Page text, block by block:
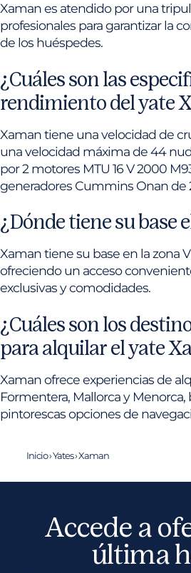
Xaman es atendido por una
profesionales para garantizar la
de los huéspedes.
¿Cuáles son las
rendimiento del yate
Xaman tiene una velocidad de
una velocidad máxima de 44
por 2 motores MTU 16 V 2000
generadores Cummins Onan de
¿Dónde tiene su base
Xaman tiene su base en la zona
ofreciendo un acceso
exclusivas y comodidades.
¿Cuáles son los
para alquilar el yate
Xaman ofrece experiencias de
Formentera, Mallorca y
pintorescas opciones de
Inicio›Yates›Xaman
Accede a
última